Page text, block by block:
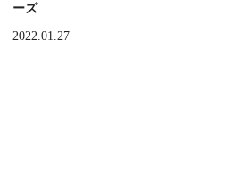
ーズ
2022.01.27